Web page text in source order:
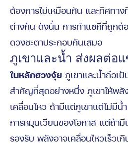
ต้องการไม่เหมือนกัน และทิศทา
ต่างกัน ดังนั้น การทำแซกีที่ถูกต้
ดวงชะตาประกอบกันเสมอ
ภูเขาและน้ำ ส่งผลต่อแ
ในหลักฮวงจุ้ย ภูเขาและน้ำถือเ
สำคัญที่สุดอย่างหนึ่ง ภูเขาให้พลั
เคลื่อนไหว ถ้ามีแต่ภูเขาแต่ไม่มีน้
การหมุนเวียนของโอกาส แต่ถ้ามี
รองรับ พลังอาจเคลื่อนไหวเร็วเ